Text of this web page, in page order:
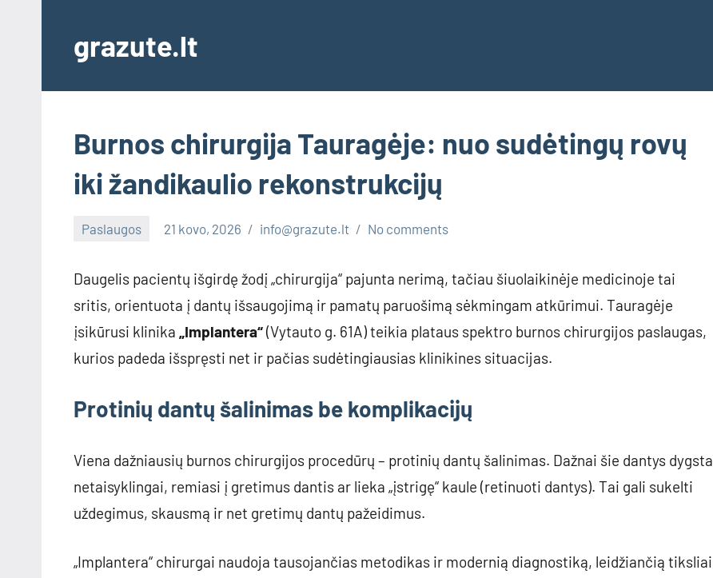
contentgrazute.lt
Burnos chirurgija Tauragėje: nuo sudėtingų rovų
iki žandikaulio rekonstrukcijų
Paslaugos 21 kovo, 2026 info@grazute.lt No comments
Daugelis pacientų išgirdę žodį „chirurgija“ pajunta nerimą, tačiau šiuolaikinėje medicinoje tai
sritis, orientuota į dantų išsaugojimą ir pamatų paruošimą sėkmingam atkūrimui. Tauragėje
įsikūrusi klinika „Implantera“(Vytauto g. 61A) teikia plataus spektro burnos chirurgijos paslaugas,
kurios padeda išspręsti net ir pačias sudėtingiausias klinikines situacijas.
Protinių dantų šalinimas be komplikacijų
Viena dažniausių burnos chirurgijos procedūrų – protinių dantų šalinimas. Dažnai šie dantys dygsta
netaisyklingai, remiasi į gretimus dantis ar lieka „įstrigę“ kaule (retinuoti dantys). Tai gali sukelti
uždegimus, skausmą ir net gretimų dantų pažeidimus.
„Implantera“ chirurgai naudoja tausojančias metodikas ir modernią diagnostiką, leidžiančią tiksliai